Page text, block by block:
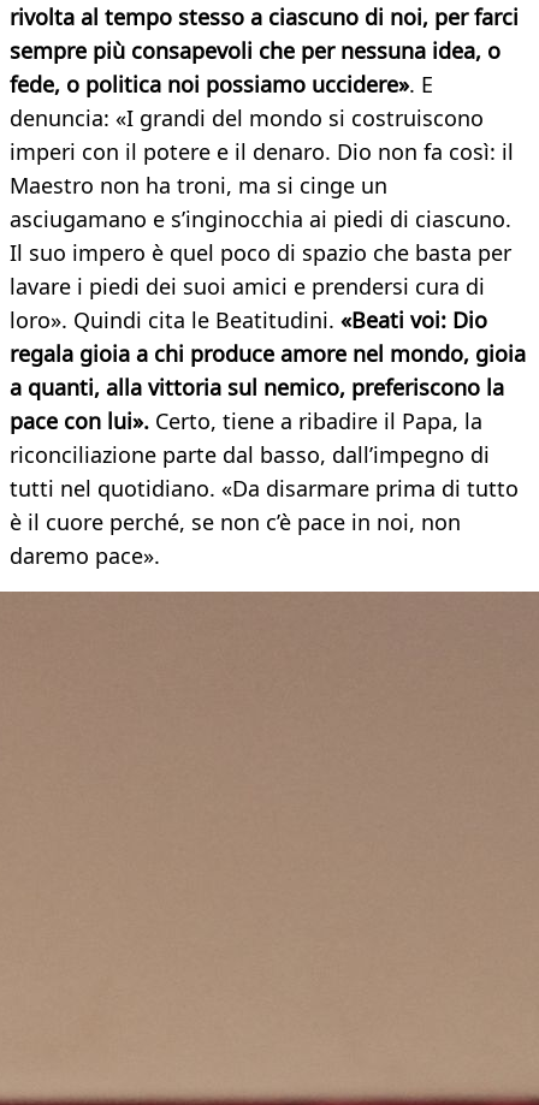
rivolta al tempo stesso a ciascuno di noi, per farci
sempre più consapevoli che per nessuna idea, o
fede, o politica noi possiamo uccidere». E
denuncia: «I grandi del mondo si costruiscono
imperi con il potere e il denaro. Dio non fa così: il
Maestro non ha troni, ma si cinge un
asciugamano e s’inginocchia ai piedi di ciascuno.
Il suo impero è quel poco di spazio che basta per
lavare i piedi dei suoi amici e prendersi cura di
loro». Quindi cita le Beatitudini. «Beati voi: Dio
regala gioia a chi produce amore nel mondo, gioia
a quanti, alla vittoria sul nemico, preferiscono la
pace con lui». Certo, tiene a ribadire il Papa, la
riconciliazione parte dal basso, dall’impegno di
tutti nel quotidiano. «Da disarmare prima di tutto
è il cuore perché, se non c’è pace in noi, non
daremo pace».